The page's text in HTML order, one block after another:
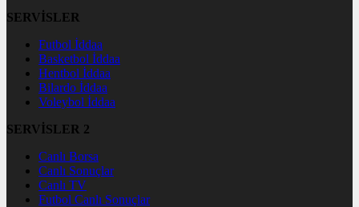
SERVİSLER
Futbol İddaa
Basketbol İddaa
Hentbol İddaa
Bilardo İddaa
Voleybol İddaa
SERVİSLER 2
Canlı Borsa
Canlı Sonuçlar
Canlı TV
Futbol Canlı Sonuçlar